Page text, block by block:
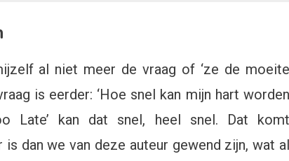
al niet meer de vraag of ‘ze de moeite
is eerder: ‘Hoe snel kan mijn hart worden
Late’ kan dat snel, heel snel. Dat komt
dan we van deze auteur gewend zijn, wat al